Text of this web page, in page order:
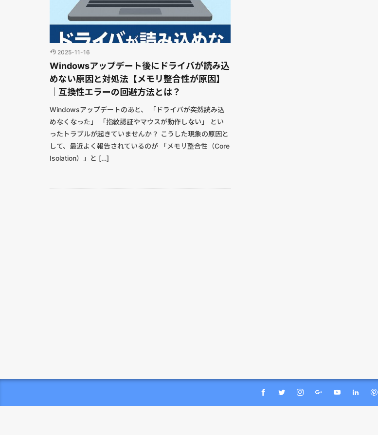
2025-11-16
Windowsアップデート後にドライバが読み込
めない原因と対処法【メモリ整合性が原因】
｜互換性エラーの回避方法とは？
Windowsアップデートのあと、 「ドライバが突然読み込
めなくなった」 「指紋認証やマウスが動作しない」 とい
ったトラブルが起きていませんか？ こうした現象の原因と
して、最近よく報告されているのが 「メモリ整合性（Core
Isolation）」と […]